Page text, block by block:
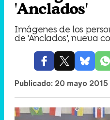
'Anclados'
Imágenes de los
de 'Anclados', nueva
Publicado: 20 mayo 2015